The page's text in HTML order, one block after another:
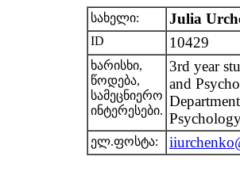
სახელი: Julia
ID 10429
ხარისხი,
წოდება,
სამეცნიერო
ინტერესები.
3rd year
and
ელ.ფოსტა: